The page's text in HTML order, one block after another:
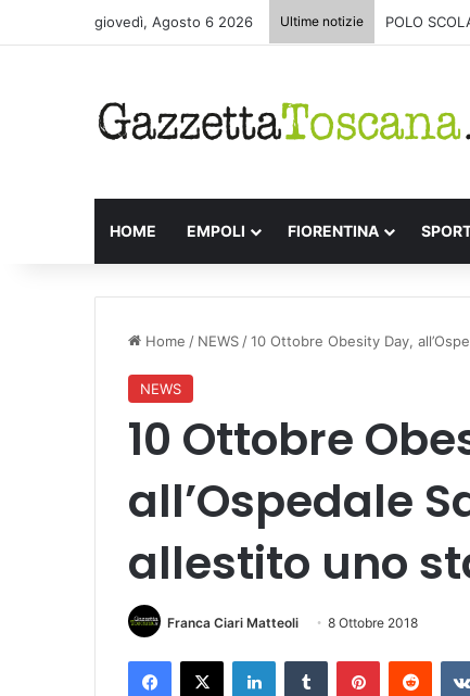
giovedì, Agosto 6 2026 Ultime notizie POLO
HOME EMPOLI FIORENTINA
Home / NEWS /10 Ottobre Obesity Day,
NEWS
10 Ottobre
all’Ospedale
allestito uno
Franca Ciari Matteoli 8 Ottobre 2018